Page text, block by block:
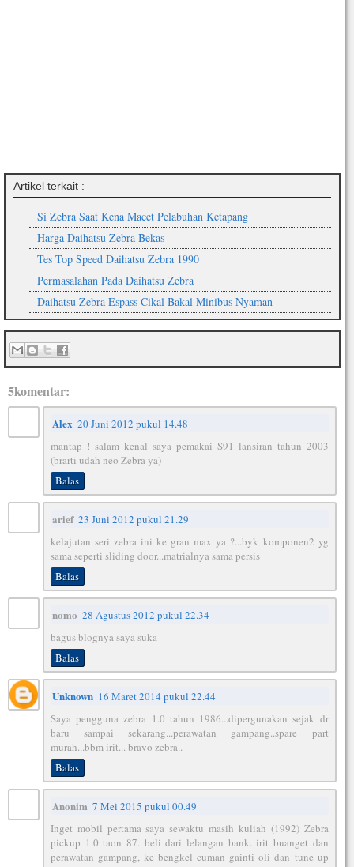
Artikel terkait :
Si Zebra Saat Kena Macet Pelabuhan Ketapang
Harga Daihatsu Zebra Bekas
Tes Top Speed Daihatsu Zebra 1990
Permasalahan Pada Daihatsu Zebra
Daihatsu Zebra Espass Cikal Bakal Minibus Nyaman
5komentar:
Alex 20 Juni 2012 pukul 14.48
mantap ! salam kenal saya pemakai S91 lansiran tahun 2003
(brarti udah neo Zebra ya)
Balas
arief 23 Juni 2012 pukul 21.29
kelajutan seri zebra ini ke gran max ya ?...byk komponen2 yg
sama seperti sliding door...matrialnya sama persis
Balas
nomo 28 Agustus 2012 pukul 22.34
bagus blognya saya suka
Balas
Unknown 16 Maret 2014 pukul 22.44
Saya pengguna zebra 1.0 tahun 1986...dipergunakan sejak dr
baru sampai sekarang...perawatan gampang..spare part
murah...bbm irit... bravo zebra..
Balas
Anonim 7 Mei 2015 pukul 00.49
Inget mobil pertama saya sewaktu masih kuliah (1992) Zebra
pickup 1.0 taon 87. beli dari lelangan bank. irit buanget dan
perawatan gampang, ke bengkel cuman gainti oli dan tune up